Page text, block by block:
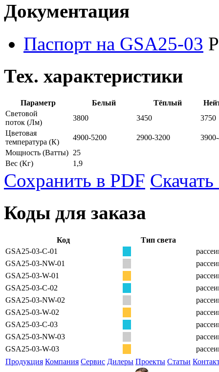
Документация
Паспорт на GSA25-03
Тех. характеристики
Параметр Белый Тёплый
Световой
поток (Лм)
3800 3450
3750
Цветовая
температура (К)
4900-5200 2900-3200
Мощность (Ватты) 25
Вес (Кг) 1,9
Сохранить в PDF
Коды для заказа
Код
Тип света
GSA25-03-C-01
GSA25-03-NW-01
GSA25-03-W-01
GSA25-03-C-02
GSA25-03-NW-02
GSA25-03-W-02
GSA25-03-C-03
GSA25-03-NW-03
GSA25-03-W-03
Продукция Компания Сервис Дилеры Проекты Статьи